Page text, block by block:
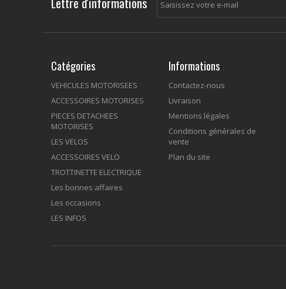
Catégories
VEHICULES MOTORISEES
ACCESSOIRES MOTORISES
PIECES DETACHEES
MOTORISES
LES VELOS
ACCESSOIRES VELO
TROTTINETTE ELECTRIQUE
Les bonnes affaires
Les occasions
LES INFOS
Informations
Contactez-nous
Livraison
Mentions légales
Conditions générales de
vente
Plan du site